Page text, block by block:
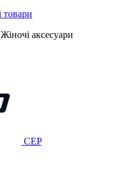
Жіночі аксесуари
CEP